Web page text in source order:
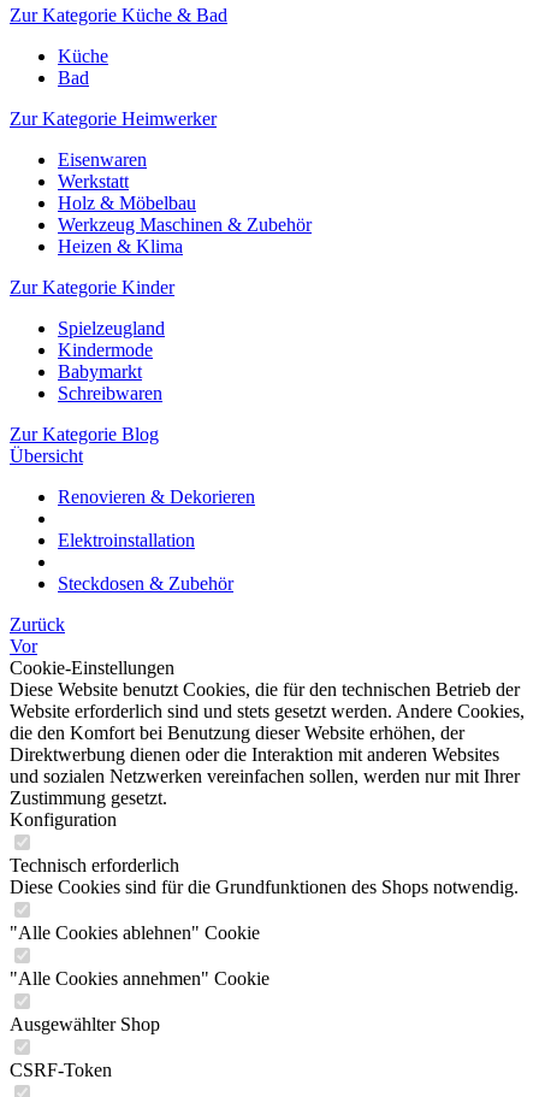
Zur Kategorie Küche & Bad
Küche
Bad
Zur Kategorie Heimwerker
Eisenwaren
Werkstatt
Holz & Möbelbau
Werkzeug Maschinen & Zubehör
Heizen & Klima
Zur Kategorie Kinder
Spielzeugland
Kindermode
Babymarkt
Schreibwaren
Zur Kategorie Blog
Übersicht
Renovieren & Dekorieren
Elektroinstallation
Steckdosen & Zubehör
Zurück
Vor
Cookie-Einstellungen
Diese Website benutzt Cookies, die für den technischen Betrieb der
Website erforderlich sind und stets gesetzt werden. Andere Cookies,
die den Komfort bei Benutzung dieser Website erhöhen, der
Direktwerbung dienen oder die Interaktion mit anderen Websites
und sozialen Netzwerken vereinfachen sollen, werden nur mit Ihrer
Zustimmung gesetzt.
Konfiguration
Technisch erforderlich
Diese Cookies sind für die Grundfunktionen des Shops notwendig.
"Alle Cookies ablehnen" Cookie
"Alle Cookies annehmen" Cookie
Ausgewählter Shop
CSRF-Token